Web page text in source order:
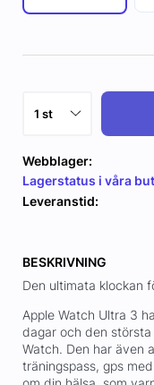
Webblager:
Lagerstatus i våra
Leveranstid:
BESKRIVNING
Den ultimata klockan
Apple Watch Ultra 3
dagar och den
Watch. Den har även
träningspass, gps